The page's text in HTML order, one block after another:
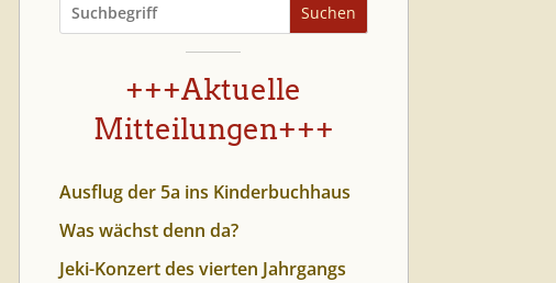
Suchen
+++Aktuelle
Mitteilungen+++
Ausflug der 5a ins Kinderbuchhaus
Was wächst denn da?
Jeki-Konzert des vierten Jahrgangs